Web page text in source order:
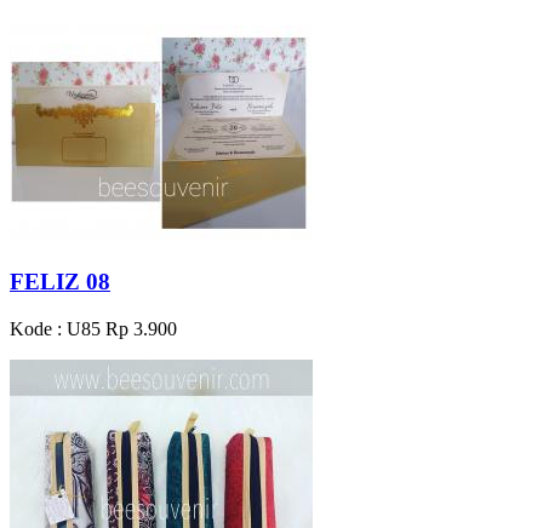
FELIZ 08
Kode : U85 Rp 3.900